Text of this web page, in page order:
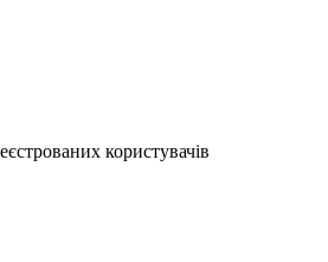
користувачів